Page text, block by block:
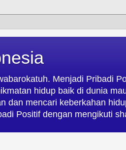
Menjadi Pribadi
hidup baik di dunia
dan mencari keberkahan
Positif dengan mengikuti